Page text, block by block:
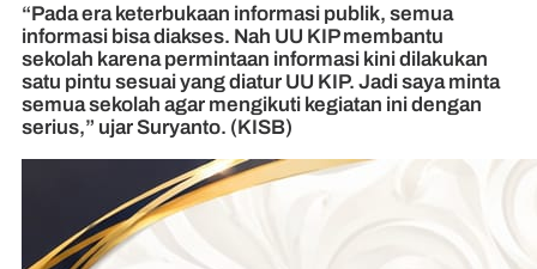
“Pada era keterbukaan informasi publik, semua
informasi bisa diakses. Nah UU KIP membantu
sekolah karena permintaan informasi kini dilakukan
satu pintu sesuai yang diatur UU KIP. Jadi saya minta
semua sekolah agar mengikuti kegiatan ini dengan
serius,” ujar Suryanto. (KISB)